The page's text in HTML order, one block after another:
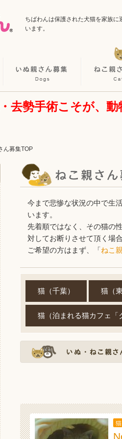
ちばわんは保護された犬猫を家族
います。
去勢手術こそが、
ん募集TOP
今まで悲惨な状況の中で生
います。
先着順ではなく、その猫の
対してお断りさせて頂く場
ご希望の方はまず、「ねこ
猫（千葉） 猫（
猫（泊まれる猫カフェ「